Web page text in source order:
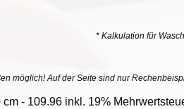
* Kalkulation für
möglich! Auf der Seite sind nur
- 109.96 inkl. 19%